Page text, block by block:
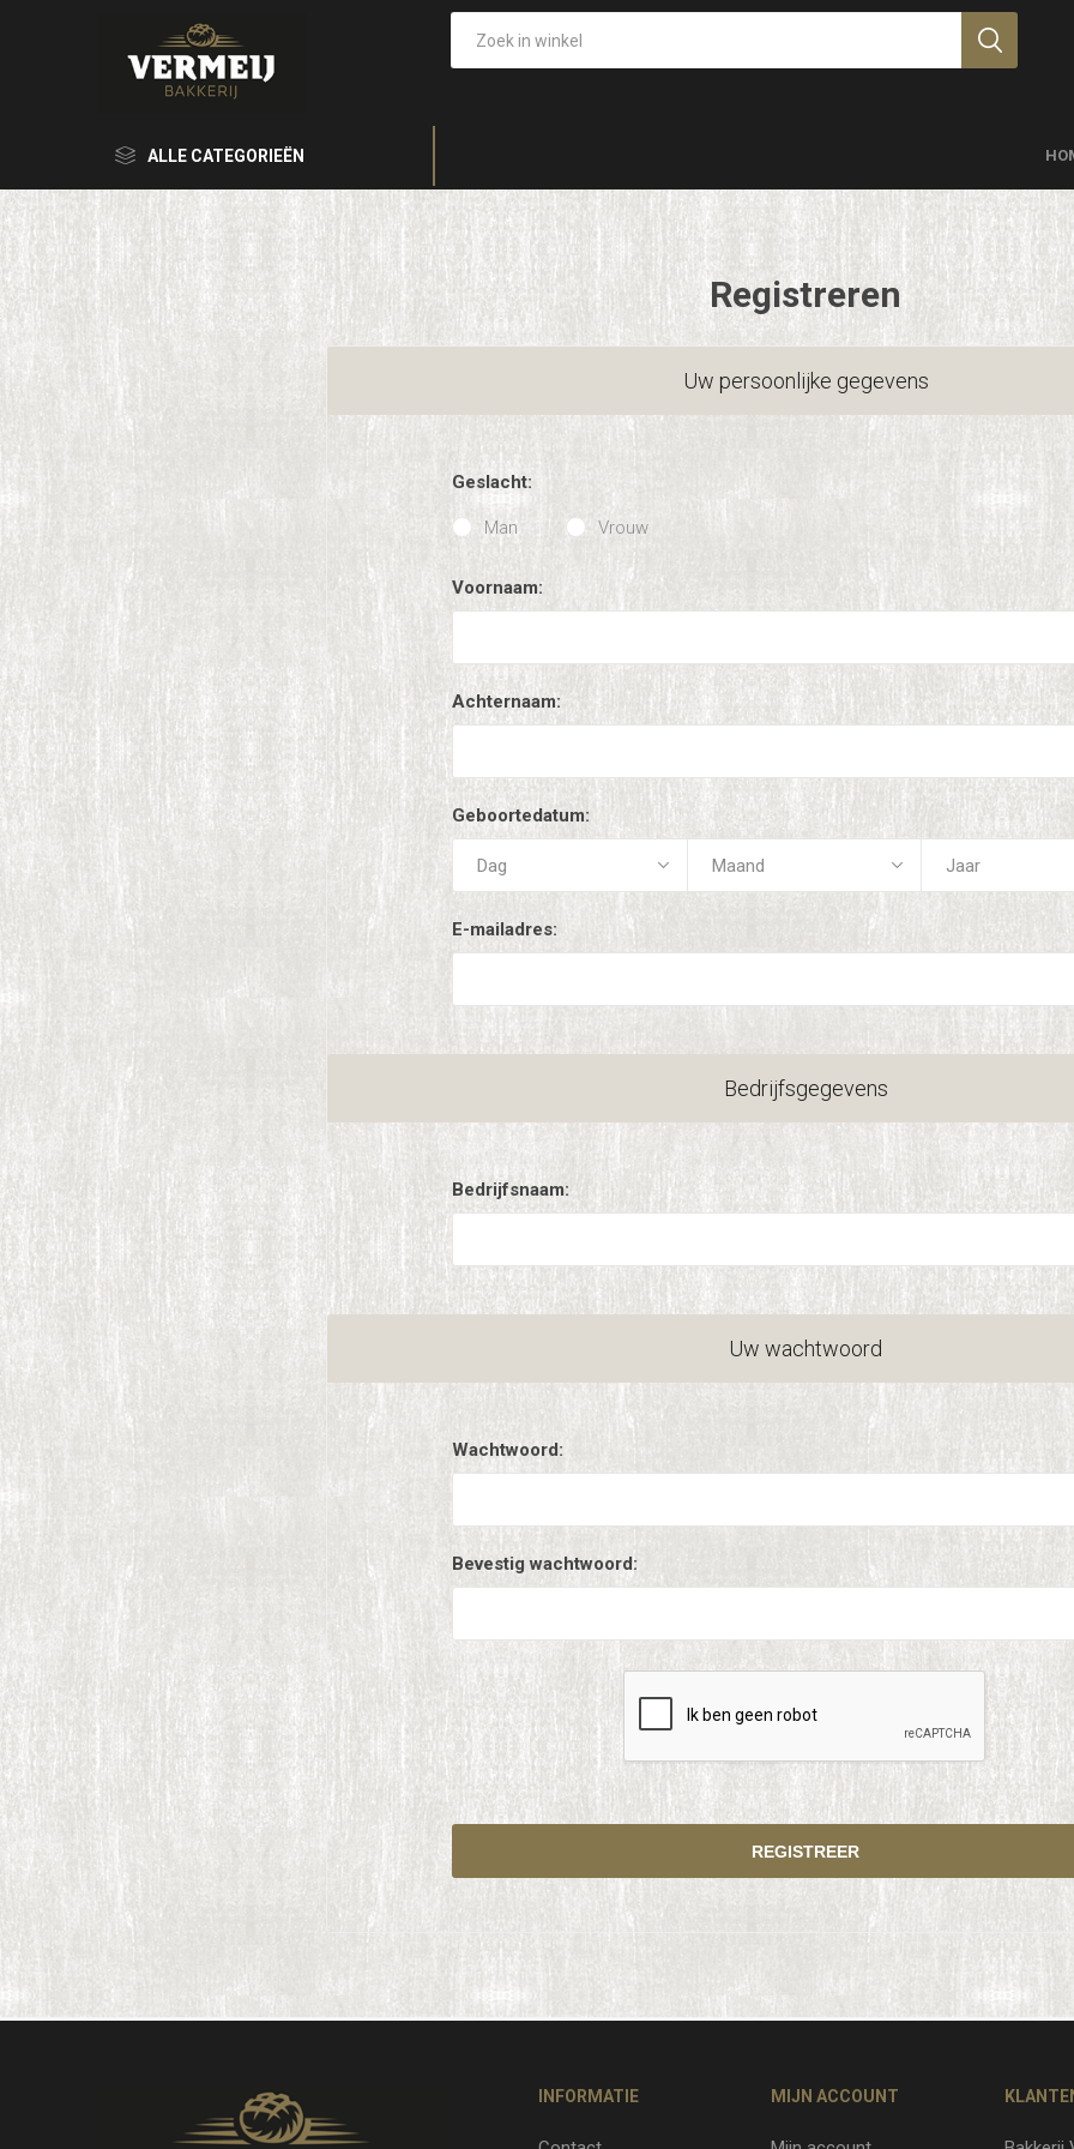
ALLE CATEGORIEËN
Registreren
Uw persoonlijke gegevens
Geslacht:
Man Vrouw
Voornaam:
Achternaam:
Geboortedatum:
E-mailadres:
Bedrijfsgegevens
Bedrijfsnaam:
Uw wachtwoord
Wachtwoord:
Bevestig wachtwoord:
INFORMATIE MIJN ACCOUNT